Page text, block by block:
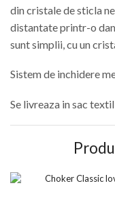
din cristale de sticla
distantate printr-o
sunt simplii, cu un
Sistem de inchidere
Se livreaza in sac